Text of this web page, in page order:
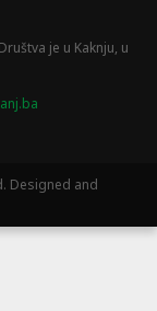
je u Kaknju, u
Designed and